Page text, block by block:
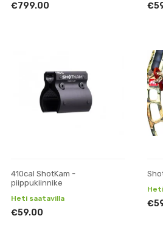
€799.00
410cal ShotKam -
piippukiinnike
Heti saatavilla
€59.00